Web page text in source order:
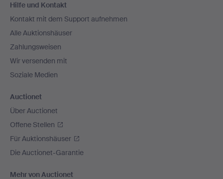
Navigation
Hilfe und Kontakt
Kontakt mit dem Support aufnehmen
Alle Auktionshäuser
Zahlungsweisen
Wir versenden mit
Soziale Medien
Auctionet
Über Auctionet
Offene Stellen
Für Auktionshäuser
Die Auctionet-Garantie
Mehr von Auctionet